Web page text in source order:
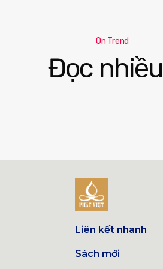
On Trend
Đọc nhiều
Liên kết nhanh
Sách mới